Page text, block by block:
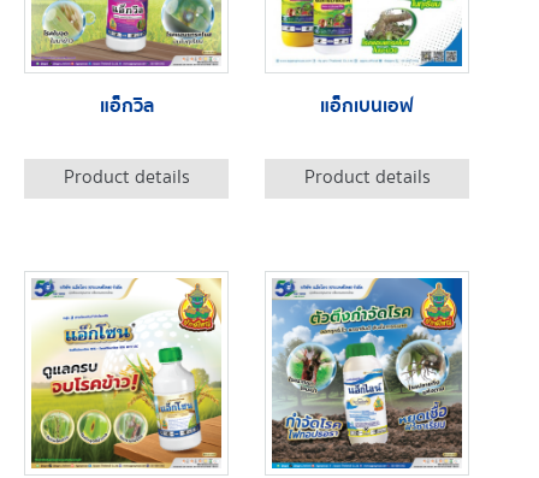
แอ็กวิล
Product details
แอ็กเบนเอฟ
Product details